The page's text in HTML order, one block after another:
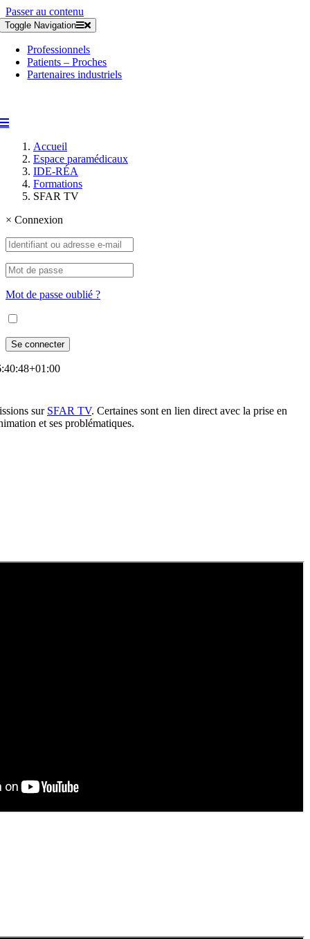
Passer au contenu
Toggle Navigation
Professionnels
Patients – Proches
Partenaires industriels
Accueil
Espace paramédicaux
IDE-RÉA
Formations
SFAR TV
× Connexion
Mot de passe oublié ?
sur SFAR TV. Certaines sont en lien direct avec la prise en
et ses problématiques.